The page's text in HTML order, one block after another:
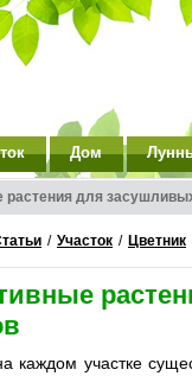
Дом
растения для
/ Участок / Цветник
каждом участке